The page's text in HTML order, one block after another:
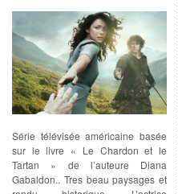
Série télévisée américaine basée
sur le livre « Le Chardon et le
Tartan » de l’auteure Diana
Gabaldon.. Tres beau paysages et